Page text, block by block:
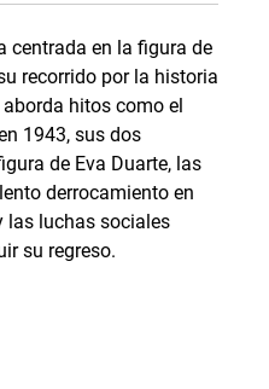
centrada en la figura de
recorrido por la historia
hitos como el
1943, sus dos
de Eva Duarte, las
derrocamiento en
las luchas sociales
su regreso.